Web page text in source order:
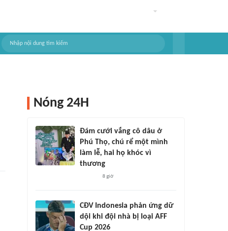
Nóng 24H
Đám cưới vắng cô dâu ở
Phú Thọ, chú rể một mình
làm lễ, hai họ khóc vì
thương
8 giờ
CĐV Indonesia phản ứng dữ
dội khi đội nhà bị loại AFF
Cup 2026